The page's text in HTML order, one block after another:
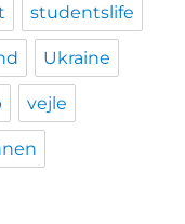
studentslife
Ukraine
vejle